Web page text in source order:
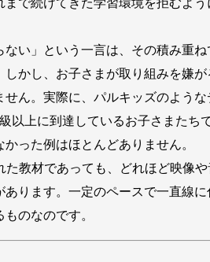
ない」という一言は、その積み重
しかし、お子さまが取り組みを嫌
ん。実際に、パルキッズのよう
以上に到達しているお子さまたち
った例はほとんどありません。
教材であっても、どれほど映像や
ります。一定のペースで一直線
のなのです。